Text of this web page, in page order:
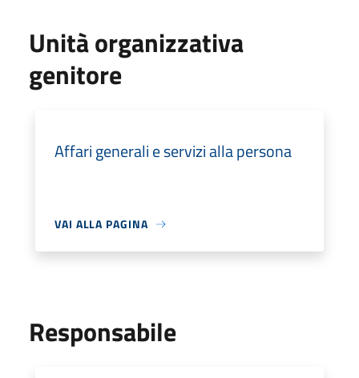
Unità organizzativa
genitore
Affari generali e servizi alla persona
VAI ALLA PAGINA
Responsabile